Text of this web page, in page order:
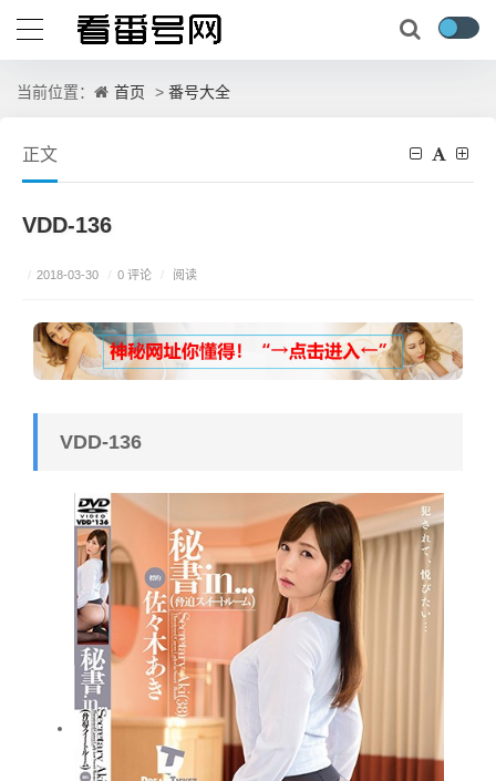
当前位置： 首页 > 番号大全
正文
VDD-136
/ 2018-03-30 / 0 评论 / 阅读
VDD-136